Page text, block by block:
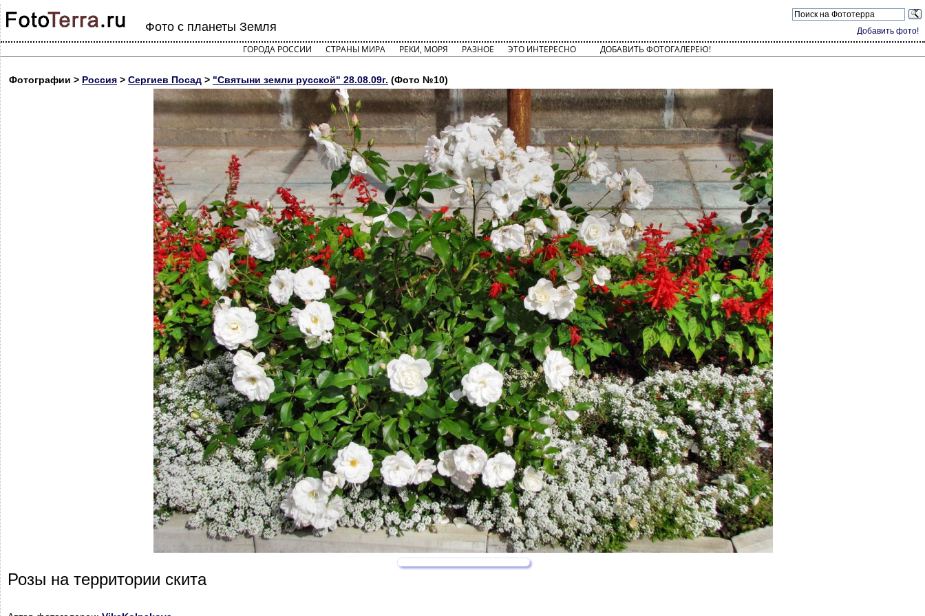
Добавить фото!
Фото с планеты Земля
ГОРОДА РОССИИ СТРАНЫ МИРА РЕКИ, МОРЯ РАЗНОЕ ЭТО ИНТЕРЕСНО ДОБАВИТЬ ФОТОГАЛЕРЕЮ!
Фотографии > Россия > Сергиев Посад > "Святыни земли русской" 28.08.09г. (Фото №10)
Розы на территории скита